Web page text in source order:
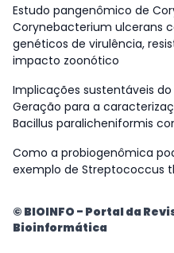
Estudo pangenômico de
Corynebacterium ulcerans
genéticos de virulência,
impacto zoonótico
Implicações sustentáveis
Geração para a
Bacillus paralicheniformis
Como a probiogenômica
exemplo de Streptococcus
© BIOINFO - Portal da
Bioinformática